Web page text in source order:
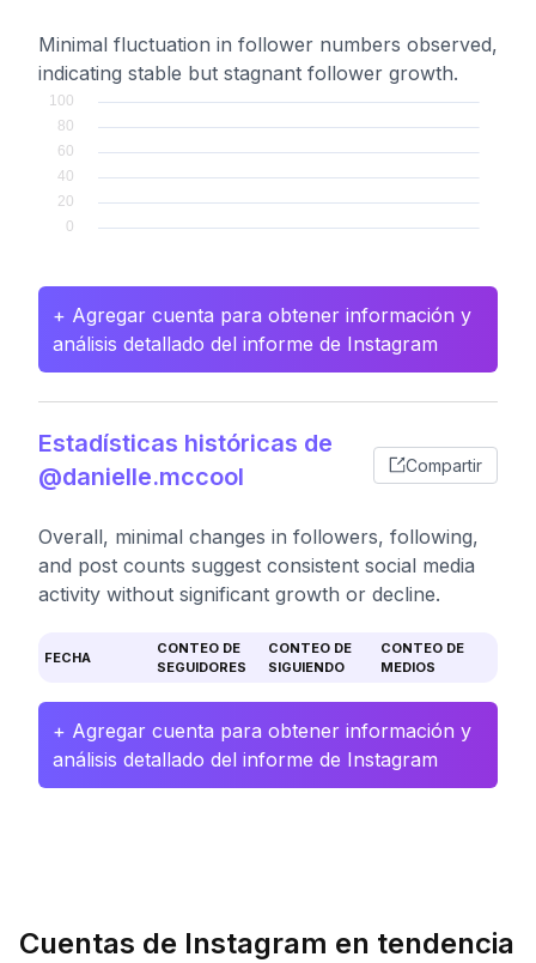
Minimal fluctuation in follower numbers observed,
indicating stable but stagnant follower growth.
+ Agregar cuenta para obtener información y
análisis detallado del informe de Instagram
Estadísticas históricas de
@danielle.mccool
Compartir
Overall, minimal changes in followers, following,
and post counts suggest consistent social media
activity without significant growth or decline.
FECHA
CONTEO DE
SEGUIDORES
CONTEO DE
SIGUIENDO
CONTEO DE
MEDIOS
+ Agregar cuenta para obtener información y
análisis detallado del informe de Instagram
Cuentas de Instagram en tendencia